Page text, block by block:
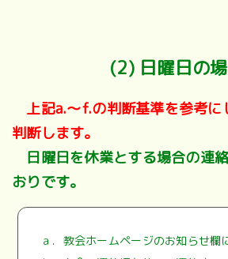
(2) 日曜日の
上記a.～f.の判断基準を参考に
判断します。
日曜日を休業とする場合の連
おりです。
ａ．教会ホームページのお知らせ欄